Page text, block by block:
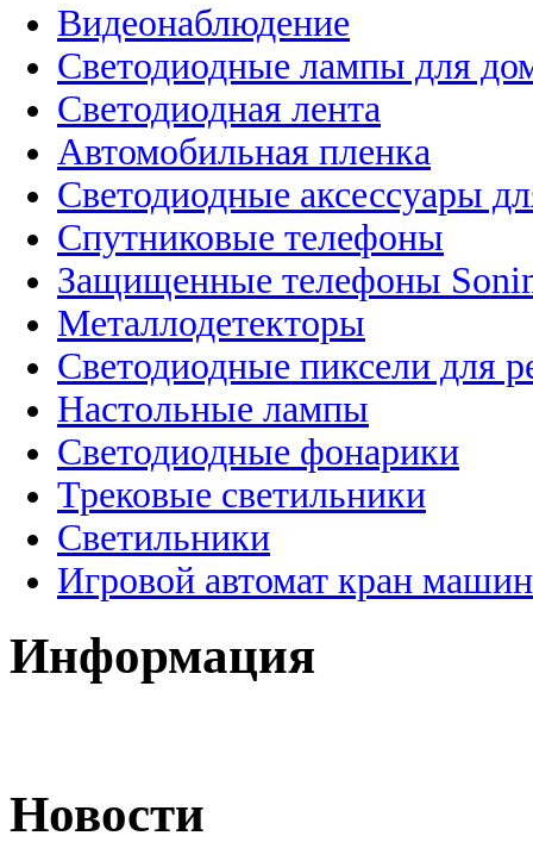
Видеонаблюдение
Светодиодные лампы для
Светодиодная лента
Автомобильная пленка
Светодиодные аксессуары
Спутниковые телефоны
Защищенные телефоны
Металлодетекторы
Светодиодные пиксели для
Настольные лампы
Светодиодные фонарики
Трековые светильники
Светильники
Игровой автомат кран
Информация
Новости